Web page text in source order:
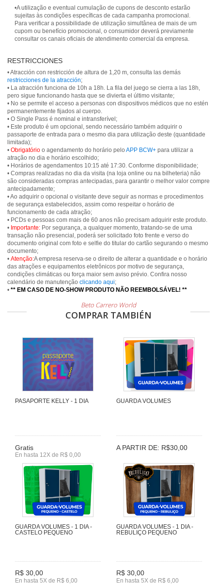
•A utilização e eventual cumulação de cupons de desconto estarão
sujeitas às condições específicas de cada campanha promocional.
Para verificar a possibilidade de utilização simultânea de mais de um
cupom ou benefício promocional, o consumidor deverá previamente
consultar os canais oficiais de atendimento comercial da empresa.
RESTRICCIONES
• Atracción con restricción de altura de 1,20 m, consulta las demás
restricciones de la atracción;
• La atracción funciona de 10h a 18h. La fila del juego se cierra a las 18h,
pero sigue funcionando hasta que se divierta el último visitante;
• No se permite el acceso a personas con dispositivos médicos que no estén
permanentemente fijados al cuerpo.
• O Single Pass é nominal e intransferível;
• Este produto é um opcional, sendo necessário também adquirir o
passaporte de entrada para o mesmo dia para utilização deste (quantidade
limitada);
• Obrigatório o agendamento do horário pelo APP BCW+ para utilizar a
atração no dia e horário escolhido;
• Horários de agendamentos 10:15 até 17:30. Conforme disponibilidade;
• Compras realizadas no dia da visita (na loja online ou na bilheteria) não
são consideradas compras antecipadas, para garantir o melhor valor compre
antecipadamente;
• Ao adquirir o opcional o visitante deve seguir as normas e procedimentos
de segurança estabelecidos, assim como respeitar o horário de
funcionamento de cada atração;
• PCDs e pessoas com mais de 60 anos não precisam adquirir este produto.
• Importante: Por segurança, a qualquer momento, tratando-se de uma
transação não presencial, poderá ser solicitado foto frente e verso do
documento original com foto e selfie do titular do cartão segurando o mesmo
documento;
• Atenção:A empresa reserva-se o direito de alterar a quantidade e o horário
das atrações e equipamentos eletrônicos por motivo de segurança,
condições climáticas ou força maior sem aviso prévio. Confira nosso
calendário de manutenção clicando aqui;
• ** EM CASO DE NO-SHOW PRODUTO NÃO REEMBOLSÁVEL! **
Beto Carrero World
COMPRAR TAMBIÉN
PASAPORTE KELLY - 1 DIA
Gratis
En hasta 12X de R$ 0,00
GUARDA VOLUMES
A PARTIR DE: R$30,00
GUARDA VOLUMES - 1 DIA -
CASTELO PEQUENO
R$ 30,00
En hasta 5X de R$ 6,00
GUARDA VOLUMES - 1 DIA -
REBULIÇO PEQUENO
R$ 30,00
En hasta 5X de R$ 6,00